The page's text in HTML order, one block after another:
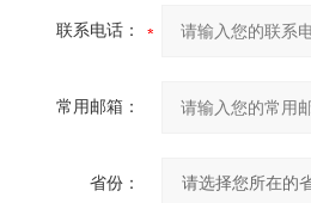
联系电话：
常用邮箱：
省份：